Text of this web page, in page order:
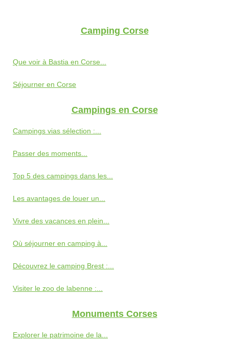
Camping Corse
Que voir à Bastia en Corse...
Séjourner en Corse
Campings en Corse
Campings vias sélection :...
Passer des moments...
Top 5 des campings dans les...
Les avantages de louer un...
Vivre des vacances en plein...
Où séjourner en camping à...
Découvrez le camping Brest :...
Visiter le zoo de labenne :...
Monuments Corses
Explorer le patrimoine de la...